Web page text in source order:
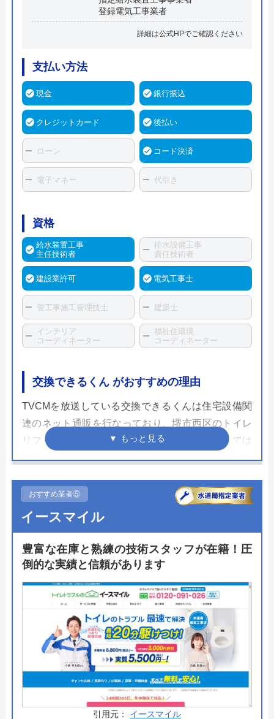
登録電気工事業者
詳細は公式HPでご確認ください
支払い方法
現金 銀行振込
クレジットカード 後払い
ローン コード決済
電子マネー 代引き
資格
給水装置工事
主任技術者
排水設備工事
責任技術者
建設業許可 電気工事士
管工事施工管理技士 建築士
インテリア
コーディネーター
福祉住環境
コーディネーター
交換できるくん がおすすめの理由
TVCMを放送している交換できるくんは住宅設備関
連のネット通販を行なっており、堺市西区のトイレ
リフォームに対応しています。大きな特徴としては
全ての商品に対して商品・工事の10年保証が無料と
っても10年間は修理にかかる費用が一切かかりませ
ん。
もちろん、トイレの品揃えも豊富で、TOTOや
LIXIL、Panasonicなどの国内主要メーカーはしっか
みてください。
公式サイトで
料金詳細を見る
今すぐ電話で相談する
0120-12-4353
受付時間： 9:00～18:00
おすすめ業者⑤
イースマイル
豊富な在庫と熟練の技術スタッフが在籍！圧
倒的な実績と信頼があります
引用元： イースマイル